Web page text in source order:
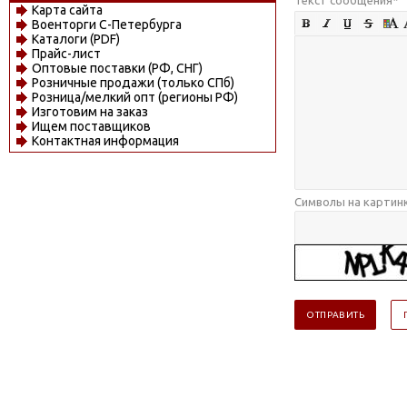
Карта сайта
Военторги С-Петербурга
Каталоги (PDF)
Прайс-лист
Оптовые поставки (РФ, СНГ)
Розничные продажи (только СПб)
Розница/мелкий опт (регионы РФ)
Изготовим на заказ
Ищем поставщиков
Контактная информация
Символы на